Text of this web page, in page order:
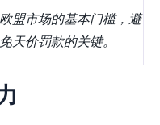
盟市场的基本门槛，避
免天价罚款的关键。